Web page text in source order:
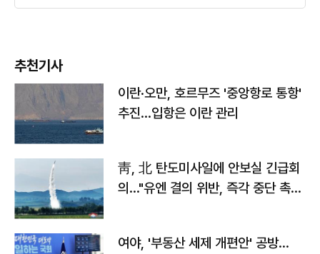
추천기사
이란·오만, 호르무즈 '중앙항로 통항'
추진…입항은 이란 관리
靑, 北 탄도미사일에 안보실 긴급회
의…"유엔 결의 위반, 즉각 중단 촉
여야, '부동산 세제 개편안' 공방…